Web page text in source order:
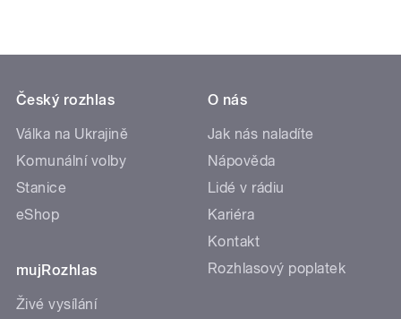
Český rozhlas
Válka na Ukrajině
Komunální volby
Stanice
eShop
mujRozhlas
Živé vysílání
O nás
Jak nás naladíte
Nápověda
Lidé v rádiu
Kariéra
Kontakt
Rozhlasový poplatek